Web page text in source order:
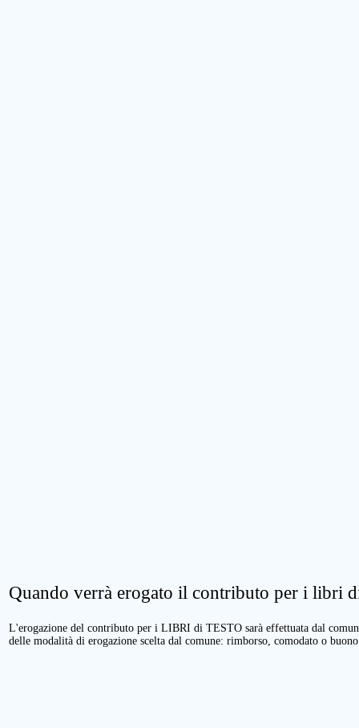
Quando verrà erogato il contributo per i libri
L'erogazione del contributo per i LIBRI di TESTO sarà effettuata dal
delle modalità di erogazione scelta dal comune: rimborso, comodato o